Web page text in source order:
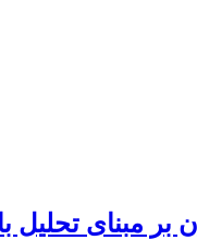
مبنای تحلیل